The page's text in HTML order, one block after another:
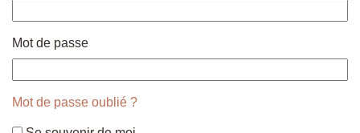
Mot de passe
Mot de passe oublié ?